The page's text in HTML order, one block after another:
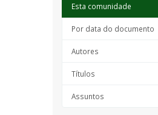
Esta comunidade
Por data do documento
Autores
Títulos
Assuntos